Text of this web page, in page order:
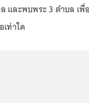
และพบพระ 3 ตำบล เพื่
เท่าใด